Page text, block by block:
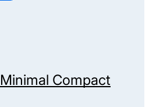
Minimal Compact